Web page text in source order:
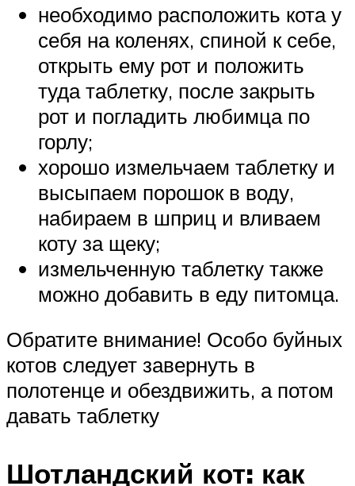
необходимо расположить кота у
себя на коленях, спиной к себе,
открыть ему рот и положить
туда таблетку, после закрыть
рот и погладить любимца по
горлу;
хорошо измельчаем таблетку и
высыпаем порошок в воду,
набираем в шприц и вливаем
коту за щеку;
измельченную таблетку также
можно добавить в еду питомца.
Обратите внимание! Особо буйных
котов следует завернуть в
полотенце и обездвижить, а потом
давать таблетку
Шотландский кот: как